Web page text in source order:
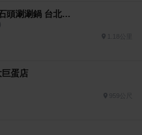
養鍋 Yang Guo 石頭涮涮鍋 台北松菸店
巨蛋店
959公尺